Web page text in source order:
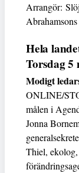
Arrangör:
Hela
Torsdag 5
Modigt
ONLINE/
målen i
Jonna
Thiel,